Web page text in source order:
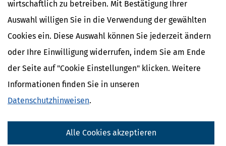
wirtschaftlich zu betreiben. Mit Bestätigung Ihrer
Auswahl willigen Sie in die Verwendung der gewählten
Cookies ein. Diese Auswahl können Sie jederzeit ändern
oder Ihre Einwilligung widerrufen, indem Sie am Ende
der Seite auf "Cookie Einstellungen" klicken. Weitere
Informationen finden Sie in unseren
Datenschutzhinweisen.
Alle Cookies akzeptieren